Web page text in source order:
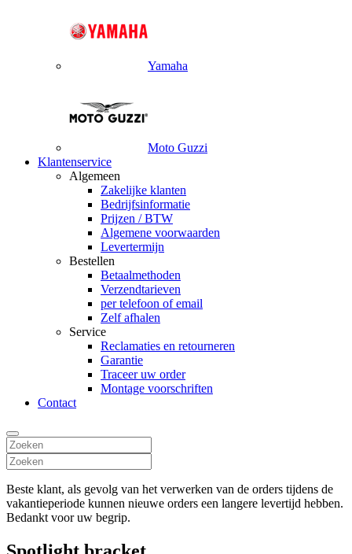
Yamaha
Moto Guzzi
Klantenservice
Algemeen
Zakelijke klanten
Bedrijfsinformatie
Prijzen / BTW
Algemene voorwaarden
Levertermijn
Bestellen
Betaalmethoden
Verzendtarieven
per telefoon of email
Zelf afhalen
Service
Reclamaties en retourneren
Garantie
Traceer uw order
Montage voorschriften
Contact
Beste klant, als gevolg van het verwerken van de orders tijdens de
vakantieperiode kunnen nieuwe orders een langere levertijd hebben.
Bedankt voor uw begrip.